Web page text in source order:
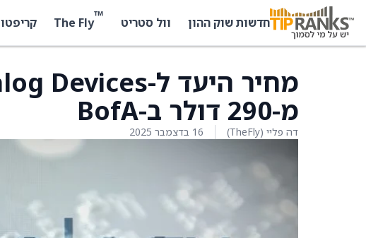
חדשות שוק ההון וול סטריט ™
The Fly קריפטו
מ-290 דולר ב-BofA
דה פליי (TheFly) 16 בדצמבר 2025